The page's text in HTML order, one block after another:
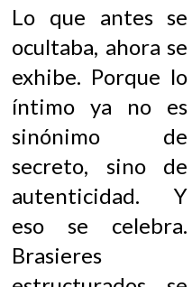
Lo que antes se
ocultaba, ahora se
exhibe. Porque lo
íntimo ya no es
sinónimo de
secreto, sino de
autenticidad. Y
eso se celebra.
Brasieres